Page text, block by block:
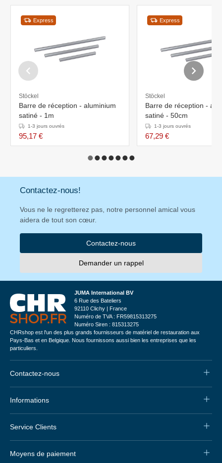
Express
Stöckel
Barre de réception - aluminium
satiné - 1m
1-3 jours ouvrés
95,17 €
Express
Stöckel
Barre de réception -
satiné - 50cm
1-3 jours ouvrés
67,29 €
Contactez-nous!
Vous ne le regretterez pas, notre personnel amical vous
aidera de tout son cœur.
Contactez-nous
Demander un rappel
JUMA International BV
6 Rue des Bateliers
92110 Clichy | France
Numéro de TVA : FR59815313275
Numéro Siren : 815313275
CHRshop est l'un des plus grands fournisseurs de matériel de restauration aux
Pays-Bas et en Belgique. Nous fournissons aussi bien les entreprises que les
particuliers.
Contactez-nous
Informations
Service Clients
Moyens de paiement